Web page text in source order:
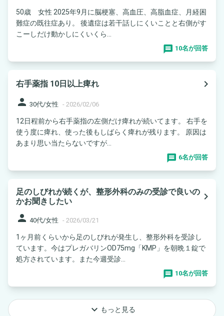
50歳 女性 2025年9月に脳梗塞、高血圧、高脂血症、月経困
難症の既往症あり。 後遺症は若干話しにくいことと右側がす
こーしだけ動かしにくいくら...
10名が回答
右手薬指 10日以上痺れ
navigate_next
person 30代/女性 - 2026/02/06
12日程前から右手薬指の左側だけ痺れが続いてます。 右手を
使う度に痺れ、使った後もしばらく痺れが残ります。 原因は
あまり思い当たらないですが...
6名が回答
足のしびれが続くが、整形外科のみの受診で良いの
かお聞きしたい
navigate_next
person 40代/女性 - 2026/03/21
1ヶ月前くらいから足のしびれが発生し、整形外科を受診し
ています。今はプレガバリンOD75mg「KMP」を朝晩１錠で
処方されています。また今週受診...
10名が回答
keyboard_arrow_down もっと見る